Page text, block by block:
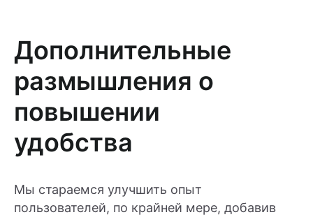
Дополнительные
размышления о
повышении
удобства
Мы стараемся улучшить опыт
пользователей, по крайней мере, добавив